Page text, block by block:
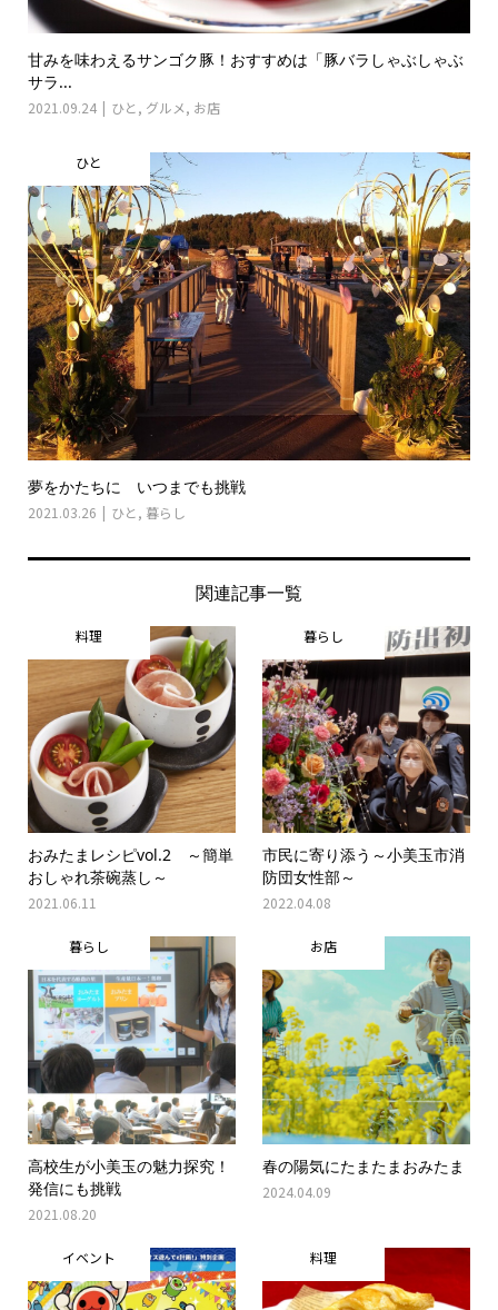
甘みを味わえるサンゴク豚！おすすめは「豚バラしゃぶしゃぶ
サラ...
2021.09.24 ひと , グルメ, お店
ひと
夢をかたちに いつまでも挑戦
2021.03.26 ひと , 暮らし
関連記事一覧
料理
おみたまレシピvol.2 ～簡単
おしゃれ茶碗蒸し～
2021.06.11
暮らし
市民に寄り添う～小美玉市消
防団女性部～
2022.04.08
暮らし
高校生が小美玉の魅力探究！
発信にも挑戦
2021.08.20
お店
春の陽気にたまたまおみたま
2024.04.09
イベント 料理